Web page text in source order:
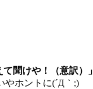
聞けや！（意訳）」
やホントに(´Д｀;)